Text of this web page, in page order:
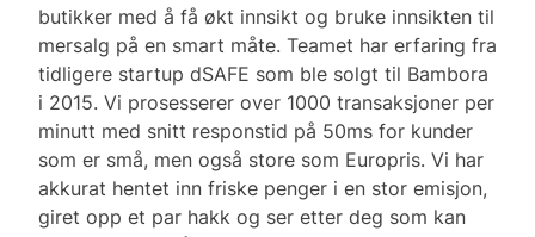
butikker med å få økt innsikt og bruke innsikten til
mersalg på en smart måte. Teamet har erfaring fra
tidligere startup dSAFE som ble solgt til Bambora
i 2015. Vi prosesserer over 1000 transaksjoner per
minutt med snitt responstid på 50ms for kunder
som er små, men også store som Europris. Vi har
akkurat hentet inn friske penger i en stor emisjon,
giret opp et par hakk og ser etter deg som kan